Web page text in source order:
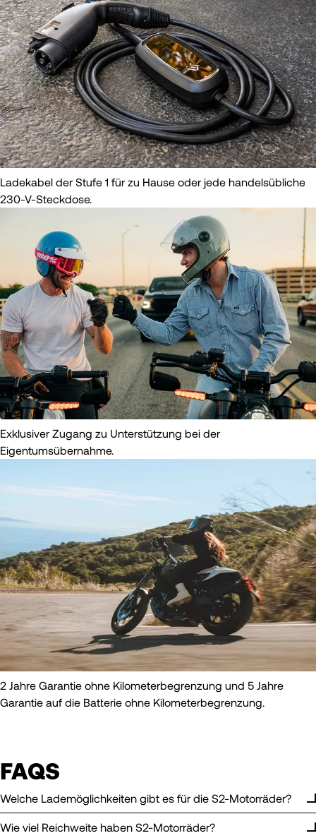
Ladekabel der Stufe 1 für zu Hause oder jede handelsübliche
230-V-Steckdose.
Exklusiver Zugang zu Unterstützung bei der
Eigentumsübernahme.
2 Jahre Garantie ohne Kilometerbegrenzung und 5 Jahre
Garantie auf die Batterie ohne Kilometerbegrenzung.
FAQS
Welche Lademöglichkeiten gibt es für die S2-Motorräder?
Wie viel Reichweite haben S2-Motorräder?